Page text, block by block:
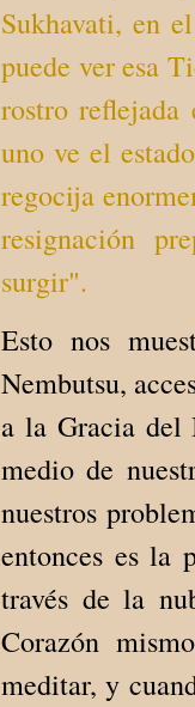
Sukhavati, en
puede ver esa
rostro reflejada
uno ve el
regocija
resignación
surgir".
Esto nos
Nembutsu,
a la Gracia del
medio de
nuestros
entonces es la
través de la
Corazón
meditar, y